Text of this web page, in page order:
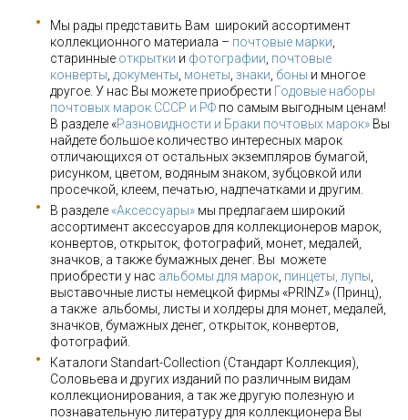
Мы рады представить Вам широкий ассортимент
коллекционного материала – почтовые марки
старинные открытки и фотографии почтовые
конверты документы монеты знаки боны и многое
другое. У нас Вы можете приобрести Годовые наборы
почтовых марок СССР и РФ по самым выгодным ценам!
В разделе «Разновидности и Браки почтовых марок» Вы
найдете большое количество интересных марок
отличающихся от остальных экземпляров бумагой,
рисунком, цветом, водяным знаком, зубцовкой или
просечкой, клеем, печатью, надпечатками и другим.
В разделе «Аксессуары» мы предлагаем широкий
ассортимент аксессуаров для коллекционеров марок,
конвертов, открыток, фотографий, монет, медалей,
значков, а также бумажных денег. Вы можете
приобрести у нас альбомы для марок пинцеты, лупы
выставочные листы немецкой фирмы «PRINZ» (Принц),
а также альбомы, листы и холдеры для монет, медалей,
значков, бумажных денег, открыток, конвертов,
фотографий.
Каталоги Standart-Collection (Стандарт Коллекция),
Соловьева и других изданий по различным видам
коллекционирования, а так же другую полезную и
познавательную литературу для коллекционера Вы